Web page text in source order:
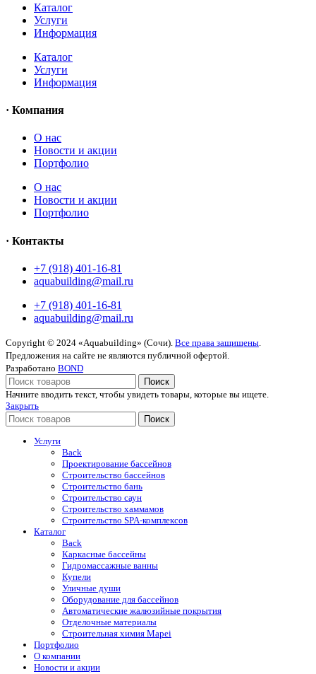
Каталог
Услуги
Информация
Каталог
Услуги
Информация
· Компания
O нас
Новости и акции
Портфолио
O нас
Новости и акции
Портфолио
· Контакты
+7 (918) 401-16-81
aquabuilding@mail.ru
+7 (918) 401-16-81
aquabuilding@mail.ru
Copyright © 2024 «Aquabuilding» (Сочи). Все права защищены
Предложения на сайте не являются публичной офертой.
Разработано BOND
Поиск
Начните вводить текст, чтобы увидеть товары, которые вы ищете.
Закрыть
Поиск
Услуги
Back
Проектирование бассейнов
Строительство бассейнов
Строительство бань
Строительство саун
Строительство хаммамов
Строительство SPA-комплексов
Каталог
Back
Каркасные бассейны
Гидромассажные ванны
Купели
Уличные души
Оборудование для бассейнов
Автоматические жалюзийные покрытия
Отделочные материалы
Строительная химия Mapei
Портфолио
O компании
Новости и акции